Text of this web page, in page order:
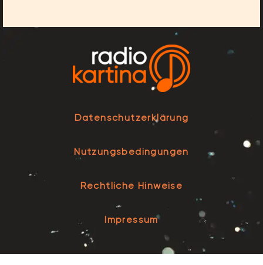
Datenschutzerklärung
Nutzungsbedingungen
Rechtliche Hinweise
Impressum